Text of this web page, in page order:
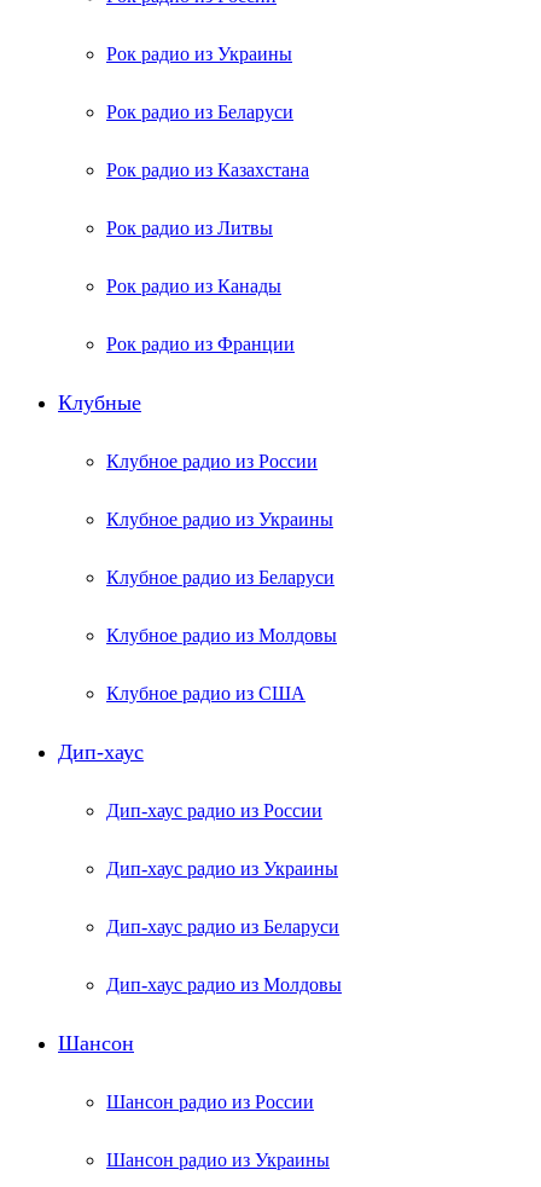
Рок радио из Украины
Рок радио из Беларуси
Рок радио из Казахстана
Рок радио из Литвы
Рок радио из Канады
Рок радио из Франции
Клубные
Клубное радио из России
Клубное радио из Украины
Клубное радио из Беларуси
Клубное радио из Молдовы
Клубное радио из США
Дип-хаус
Дип-хаус радио из России
Дип-хаус радио из Украины
Дип-хаус радио из Беларуси
Дип-хаус радио из Молдовы
Шансон
Шансон радио из России
Шансон радио из Украины